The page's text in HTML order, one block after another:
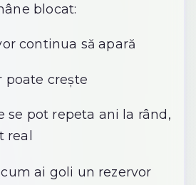
blocat:
continua să apară
poate crește
se pot repeta ani la rând,
real
ai goli un rezervor